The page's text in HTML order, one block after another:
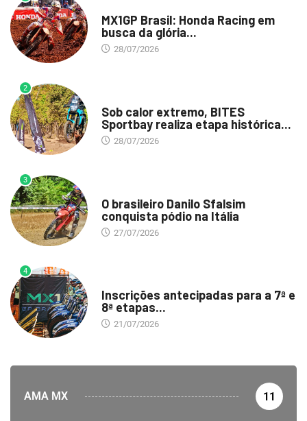
MX1GP Brasil: Honda Racing em
busca da glória...
28/07/2026
2
Sob calor extremo, BITES
Sportbay realiza etapa histórica...
28/07/2026
3
O brasileiro Danilo Sfalsim
conquista pódio na Itália
27/07/2026
4
Inscrições antecipadas para a 7ª e
8ª etapas...
21/07/2026
AMA MX 11